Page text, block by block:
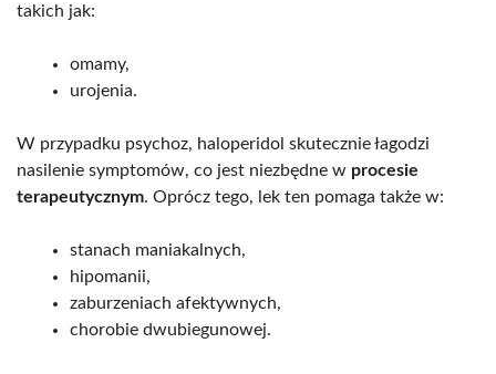
takich jak:
omamy,
urojenia.
W przypadku psychoz, haloperidol skutecznie łagodzi
nasilenie symptomów, co jest niezbędne w procesie
terapeutycznym. Oprócz tego, lek ten pomaga także w:
stanach maniakalnych,
hipomanii,
zaburzeniach afektywnych,
chorobie dwubiegunowej.